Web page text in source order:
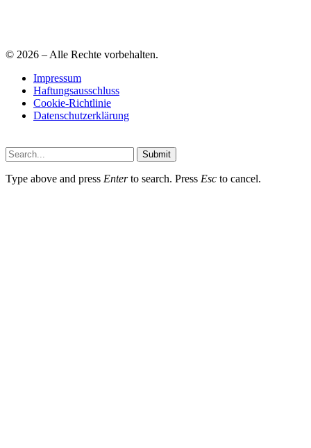
© 2026 – Alle Rechte vorbehalten.
Impressum
Haftungsausschluss
Cookie-Richtlinie
Datenschutzerklärung
Submit
Type above and press Enterto search. Press Esc to cancel.